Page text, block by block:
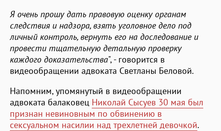
Я очень прошу дать правовую оценку органам
следствия и надзора, взять уголовное дело под
личный контроль, вернуть его на доследование и
провести тщательную детальную проверку
каждого доказательства", - говорится в
видеообращении адвоката Светланы Беловой.
Напомним, упомянутый в видеообращении
адвоката балаковец Николай Сысуев 30 мая был
признан невиновным по обвинению в
сексуальном насилии над трехлетней девочкой.